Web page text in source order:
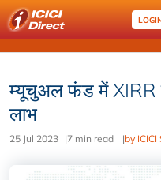
म्यूचुअल फंड में XIRR
लाभ
25 Jul 2023 |7 min read |by